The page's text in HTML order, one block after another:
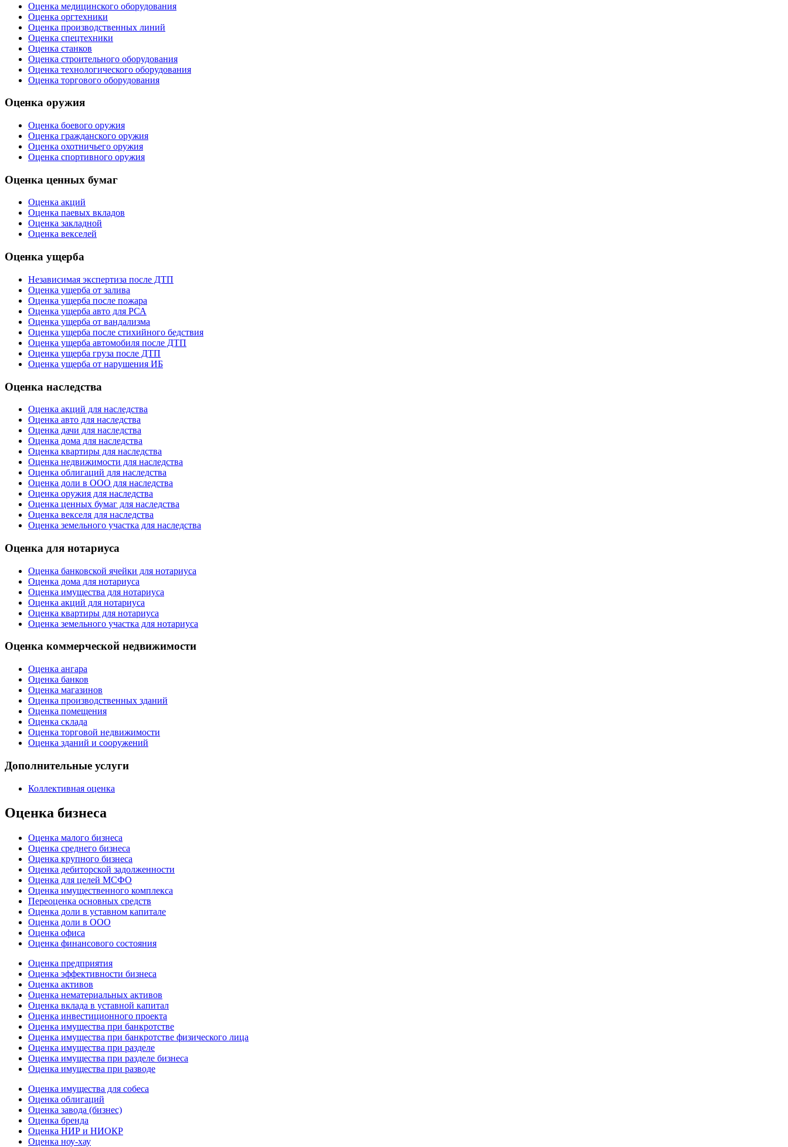
Оценка медицинского оборудования
Оценка оргтехники
Оценка производственных линий
Оценка спецтехники
Оценка станков
Оценка строительного оборудования
Оценка технологического оборудования
Оценка торгового оборудования
Оценка оружия
Оценка боевого оружия
Оценка гражданского оружия
Оценка охотничьего оружия
Оценка спортивного оружия
Оценка ценных бумаг
Оценка акций
Оценка паевых вкладов
Оценка закладной
Оценка векселей
Оценка ущерба
Независимая экспертиза после ДТП
Оценка ущерба от залива
Оценка ущерба после пожара
Оценка ущерба авто для РСА
Оценка ущерба от вандализма
Оценка ущерба после стихийного бедствия
Оценка ущерба автомобиля после ДТП
Оценка ущерба груза после ДТП
Оценка ущерба от нарушения ИБ
Оценка наследства
Оценка акций для наследства
Оценка авто для наследства
Оценка дачи для наследства
Оценка дома для наследства
Оценка квартиры для наследства
Оценка недвижимости для наследства
Оценка облигаций для наследства
Оценка доли в ООО для наследства
Оценка оружия для наследства
Оценка ценных бумаг для наследства
Оценка векселя для наследства
Оценка земельного участка для наследства
Оценка для нотариуса
Оценка банковской ячейки для нотариуса
Оценка дома для нотариуса
Оценка имущества для нотариуса
Оценка акций для нотариуса
Оценка квартиры для нотариуса
Оценка земельного участка для нотариуса
Оценка коммерческой недвижимости
Оценка ангара
Оценка банков
Оценка магазинов
Оценка производственных зданий
Оценка помещения
Оценка склада
Оценка торговой недвижимости
Оценка зданий и сооружений
Дополнительные услуги
Коллективная оценка
Оценка бизнеса
Оценка малого бизнеса
Оценка среднего бизнеса
Оценка крупного бизнеса
Оценка дебиторской задолженности
Оценка для целей МСФО
Оценка имущественного комплекса
Переоценка основных средств
Оценка доли в уставном капитале
Оценка доли в ООО
Оценка офиса
Оценка финансового состояния
Оценка предприятия
Оценка эффективности бизнеса
Оценка активов
Оценка нематериальных активов
Оценка вклада в уставной капитал
Оценка инвестиционного проекта
Оценка имущества при банкротстве
Оценка имущества при банкротстве физического лица
Оценка имущества при разделе
Оценка имущества при разделе бизнеса
Оценка имущества при разводе
Оценка имущества для собеса
Оценка облигаций
Оценка завода (бизнес)
Оценка бренда
Оценка НИР и НИОКР
Оценка ноу-хау